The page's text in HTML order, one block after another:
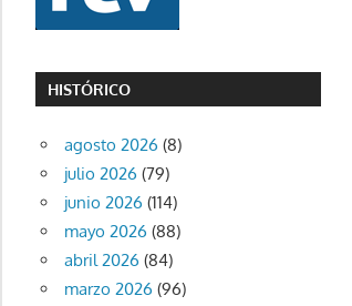
HISTÓRICO
agosto 2026 (8)
julio 2026 (79)
junio 2026 (114)
mayo 2026 (88)
abril 2026 (84)
marzo 2026 (96)